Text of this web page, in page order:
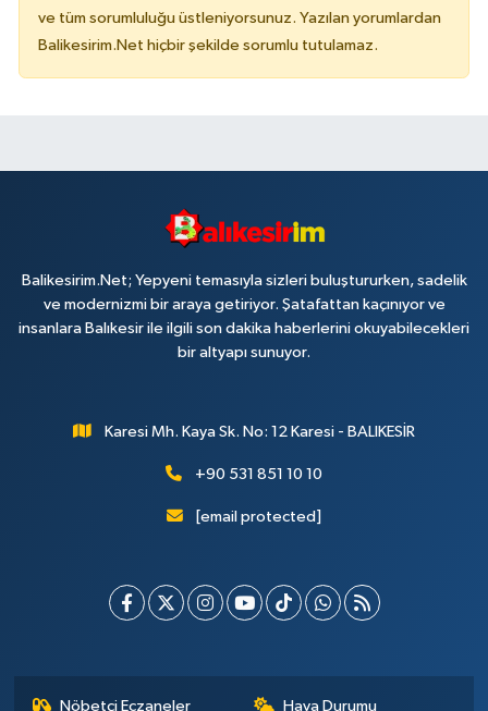
ve tüm sorumluluğu üstleniyorsunuz. Yazılan yorumlardan
Balikesirim.Net hiçbir şekilde sorumlu tutulamaz.
Balikesirim.Net; Yepyeni temasıyla sizleri buluştururken, sadelik
ve modernizmi bir araya getiriyor. Şatafattan kaçınıyor ve
insanlara Balıkesir ile ilgili son dakika haberlerini okuyabilecekleri
bir altyapı sunuyor.
Karesi Mh. Kaya Sk. No: 12 Karesi - BALIKESİR
+90 531 851 10 10
[email protected]
Nöbetçi Eczaneler Hava Durumu